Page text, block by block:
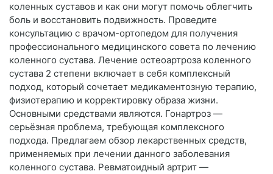
коленных суставов и как они могут помочь облегчить
боль и восстановить подвижность. Проведите
консультацию с врачом-ортопедом для получения
профессионального медицинского совета по лечению
коленного сустава. Лечение остеоартроза коленного
сустава 2 степени включает в себя комплексный
подход, который сочетает медикаментозную терапию,
физиотерапию и корректировку образа жизни.
Основными средствами являются. Гонартроз —
серьёзная проблема, требующая комплексного
подхода. Предлагаем обзор лекарственных средств,
применяемых при лечении данного заболевания
коленного сустава. Ревматоидный артрит —